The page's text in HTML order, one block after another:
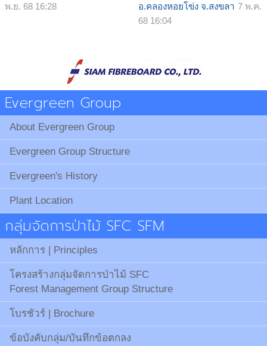
พ.ย. 68 16:28
อ.คลองหอยโข่ง จ.สงขลา 7 พ.ค.
68 16:04
Evergreen Group
About Evergreen Group
Evergreen Group Structure
Evergreen's History
Plant Location
กลุ่มจัดการป่าไม้ SFC SFM
หลักการ | Principles
โครงสร้างกลุ่มจัดการป่าไม้ SFC
Forest Management Group Structure
โบรชัวร์ | Brochure
ข้อบังคับกลุ่ม/บันทึกข้อตกลง